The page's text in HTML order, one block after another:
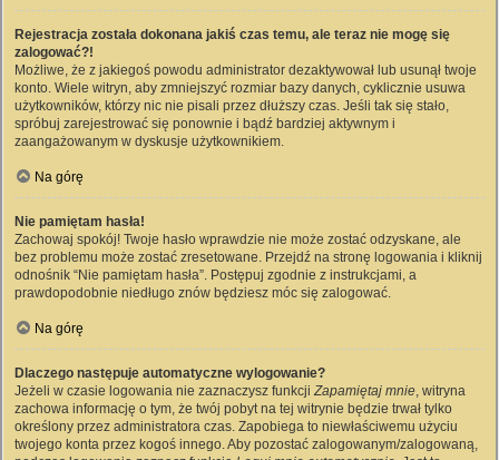
Rejestracja została dokonana jakiś czas temu, ale teraz nie mogę się
zalogować?!
Możliwe, że z jakiegoś powodu administrator dezaktywował lub usunął twoje
konto. Wiele witryn, aby zmniejszyć rozmiar bazy danych, cyklicznie usuwa
użytkowników, którzy nic nie pisali przez dłuższy czas. Jeśli tak się stało,
spróbuj zarejestrować się ponownie i bądź bardziej aktywnym i
zaangażowanym w dyskusje użytkownikiem.
Na górę
Nie pamiętam hasła!
Zachowaj spokój! Twoje hasło wprawdzie nie może zostać odzyskane, ale
bez problemu może zostać zresetowane. Przejdź na stronę logowania i kliknij
odnośnik “Nie pamiętam hasła”. Postępuj zgodnie z instrukcjami, a
prawdopodobnie niedługo znów będziesz móc się zalogować.
Na górę
Dlaczego następuje automatyczne wylogowanie?
Jeżeli w czasie logowania nie zaznaczysz funkcjiZapamiętaj mnie, witryna
zachowa informację o tym, że twój pobyt na tej witrynie będzie trwał tylko
określony przez administratora czas. Zapobiega to niewłaściwemu użyciu
twojego konta przez kogoś innego. Aby pozostać zalogowanym/zalogowaną,